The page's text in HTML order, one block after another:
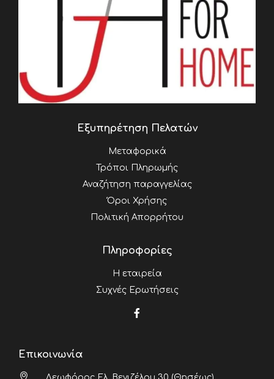
Εξυπηρέτηση Πελατών
Μεταφορικά
Τρόποι Πληρωμής
Αναζήτηση παραγγελίας
Όροι Χρήσης
Πολιτική Απορρήτου
Πληροφορίες
Η εταιρεία
Συχνές Ερωτήσεις
Επικοινωνία